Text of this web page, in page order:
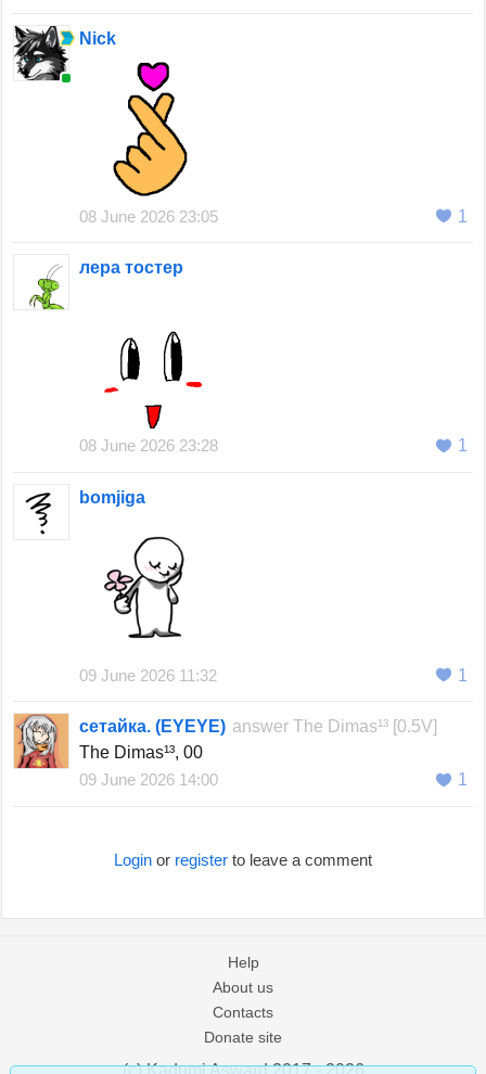
Nick
08 June 2026 23:05 1
лера тостер
08 June 2026 23:28 1
bomjiga
09 June 2026 11:32 1
сетайка. (EYEYE) answerThe Dimas¹³ [0.5V]
The Dimas¹³, 00
09 June 2026 14:00
1
Loginor registerto leave a comment
(c) Kadumi Asward 2017 - 2026 :)
Help
About us
Contacts
Donate site